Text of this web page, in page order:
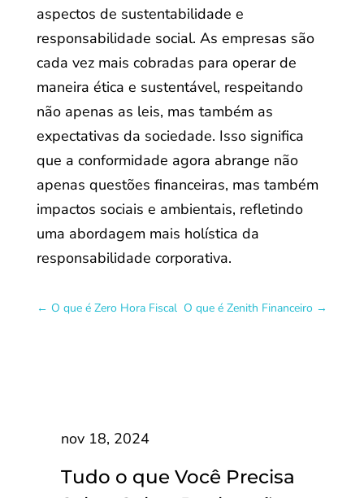
aspectos de sustentabilidade e
responsabilidade social. As empresas são
cada vez mais cobradas para operar de
maneira ética e sustentável, respeitando
não apenas as leis, mas também as
expectativas da sociedade. Isso significa
que a conformidade agora abrange não
apenas questões financeiras, mas também
impactos sociais e ambientais, refletindo
uma abordagem mais holística da
responsabilidade corporativa.
← O que é Zero Hora Fiscal O que é Zenith Financeiro →
nov 18, 2024
Tudo o que Você Precisa